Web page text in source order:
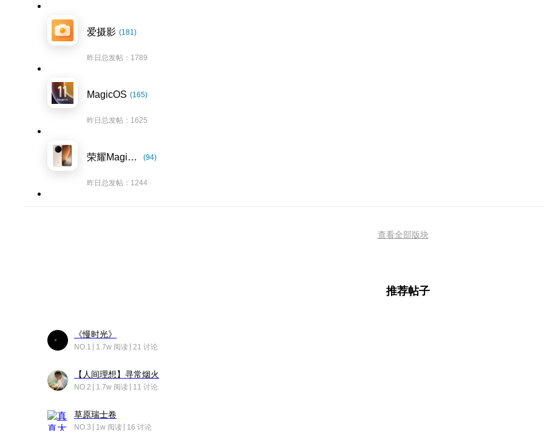
爱摄影 (181)
昨日总发帖：1789
MagicOS (165)
昨日总发帖：1625
荣耀Magic8系列 (94)
昨日总发帖：1244
查看全部版块
推荐帖子
《慢时光》
NO.1 1.7w 阅读 21 讨论
【人间理想】寻常烟火
NO.2 1.7w 阅读 11 讨论
草原瑞士卷
NO.3 1w 阅读 16 讨论